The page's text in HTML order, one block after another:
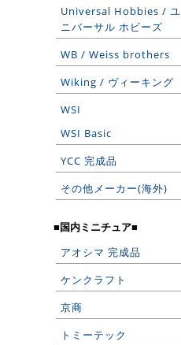
Universal Hobbies / ユ
ニバーサル ホビーズ
WB / Weiss brothers
Wiking / ヴィーキング
WSI
WSI Basic
YCC 完成品
その他メーカー(海外)
■国内ミニチュア■
アオシマ 完成品
ケンクラフト
京商
トミーテック